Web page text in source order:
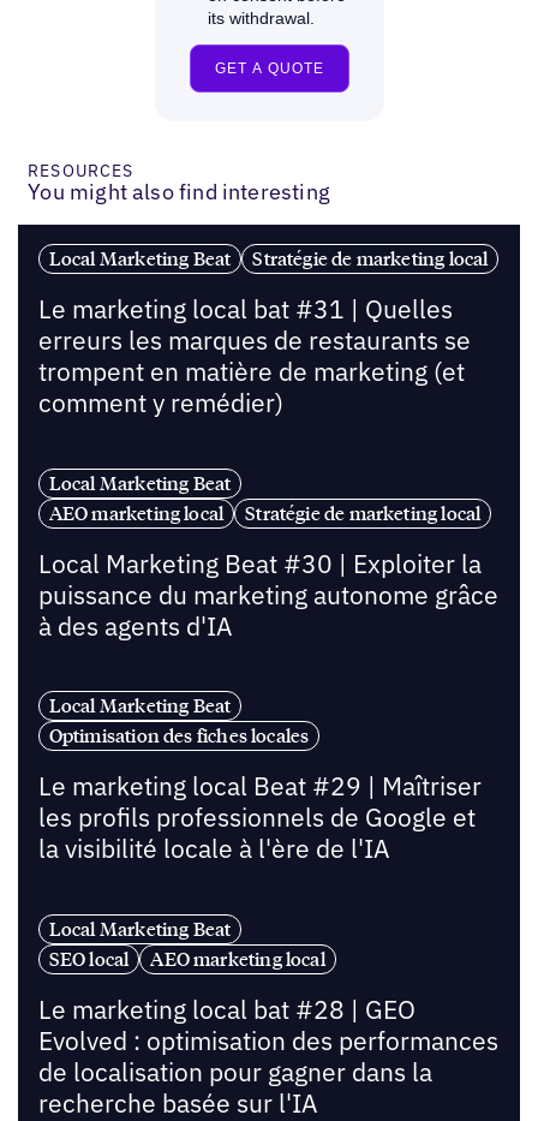
RESOURCES
You might also find interesting
Local Marketing Beat Stratégie de marketing local
Le marketing local bat #31 | Quelles
erreurs les marques de restaurants se
trompent en matière de marketing (et
comment y remédier)
Local Marketing Beat
AEO marketing local
Stratégie de marketing local
Local Marketing Beat #30 | Exploiter la
puissance du marketing autonome grâce
à des agents d'IA
Local Marketing Beat
Optimisation des fiches locales
Le marketing local Beat #29 | Maîtriser
les profils professionnels de Google et
la visibilité locale à l'ère de l'IA
Local Marketing Beat
SEO local
AEO marketing local
Le marketing local bat #28 | GEO
Evolved : optimisation des performances
de localisation pour gagner dans la
recherche basée sur l'IA